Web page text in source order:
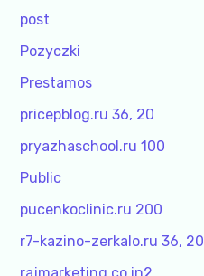
post
Pozyczki
Prestamos
pricepblog.ru 36, 20
pryazhaschool.ru 100
Public
pucenkoclinic.ru 200
r7-kazino-zerkalo.ru 36, 20